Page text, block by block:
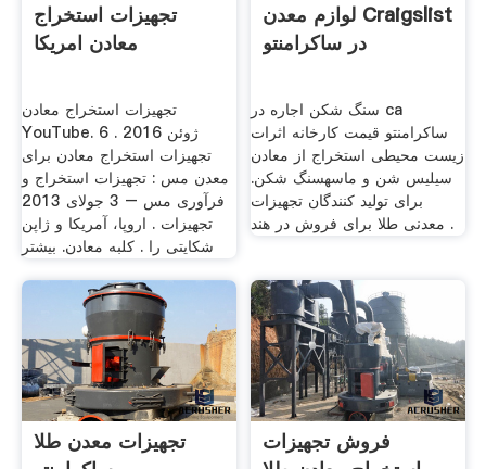
تجهیزات استخراج
معادن امریکا
تجهیزات استخراج معادن
YouTube. 6 ژوئن 2016 .
تجهیزات استخراج معادن برای
معدن مس : تجهیزات استخراج و
فرآوری مس – 3 جولای 2013
تجهیزات . اروپا، آمریکا و ژاپن
شکایتی را . کلبه معادن. بیشتر
لوازم معدن Craigslist
در ساکرامنتو
سنگ شکن اجاره در ca
ساکرامنتو قیمت کارخانه اثرات
زیست محیطی استخراج از معادن
سیلیس شن و ماسهسنگ شکن.
برای تولید کنندگان تجهیزات
معدنی طلا برای فروش در هند .
تجهیزات معدن طلا
فروش تجهیزات